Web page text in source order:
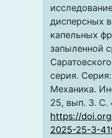
дисперсных
капельных
запыленной
серия.
Механика.
25, вып. 3. С.
https://
2025-25-3-